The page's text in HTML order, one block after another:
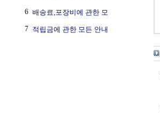
6 배송료,포장비에 관한 모
7 적립금에 관한 모든 안내